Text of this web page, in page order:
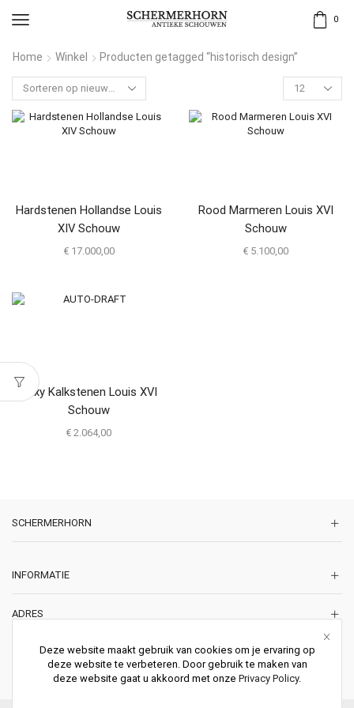
0
Home Winkel Producten getagged “historisch design”
Hardstenen Hollandse Louis
XIV Schouw
€17.000,00
Rood Marmeren Louis XVI
Schouw
€ 5.100,00
Buxy Kalkstenen Louis XVI
Schouw
€ 2.064,00
SCHERMERHORN
INFORMATIE
ADRES
2011 ZD HAARLEM
Nederland
Deze website maakt gebruik van cookies om je ervaring op
deze website te verbeteren. Door gebruik te maken van
deze website gaat u akkoord met onze Privacy Policy.